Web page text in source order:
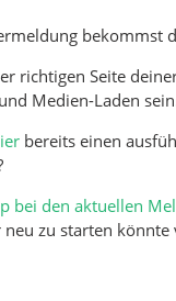
bekommst
richtigen Seite
Medien-Laden
bereits einen
bei den aktuellen
neu zu starten könnte